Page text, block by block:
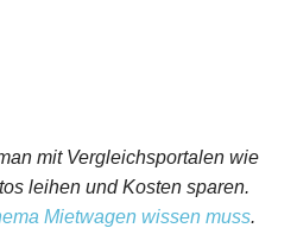
mit Vergleichsportalen wie
leihen und Kosten sparen.
Mietwagen wissen muss.